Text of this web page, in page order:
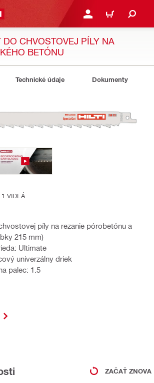
PRIHLÁSIŤ ALEBO
KOŠÍK
DO CHVOSTOVEJ PÍLY NA
BETÓNU
Technické údaje Dokumenty
1 VIDEÁ
píly na rezanie pórobetónu a
215 mm)
Ultimate
univerzálny driek
palec: 1.5
ZAČAŤ ZNOVA